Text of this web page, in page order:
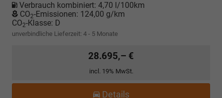
Verbrauch kombiniert: 4,70 l/100km
CO2-Emissionen: 124,00 g/km
CO2-Klasse: D
unverbindliche Lieferzeit: 4 - 5 Monate
28.695,– €
incl. 19% MwSt.
Details